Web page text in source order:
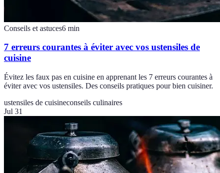
Conseils et astuces6 min
7 erreurs courantes à éviter avec vos ustensiles de
cuisine
Évitez les faux pas en cuisine en apprenant les 7 erreurs courantes à
éviter avec vos ustensiles. Des conseils pratiques pour bien cuisiner.
ustensiles de cuisineconseils culinaires
Jul 31